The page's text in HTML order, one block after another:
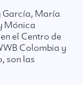
García, María
Mónica
el Centro de
Colombia y
son las